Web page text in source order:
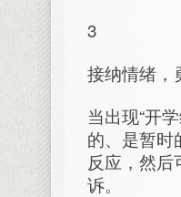
3
接纳情绪，
当出现“开
的、是暂时
反应，然后
诉。